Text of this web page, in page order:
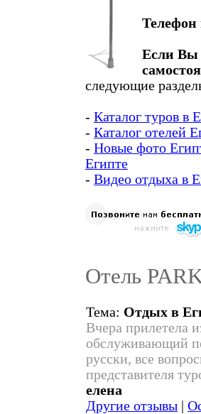
Если Вы
следующие
- Каталог туров в
- Каталог отелей
- Новые фото
Египте
- Видео отдыха в
Отель
Тема: Отдых в
Вчера прилетела
обслуживающий
русски, все
представителя
елена
Другие отзывы